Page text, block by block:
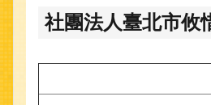
社團法人臺北市攸